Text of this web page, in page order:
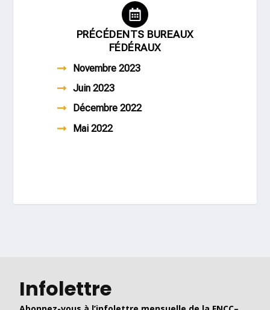
PRÉCÉDENTS BUREAUX
FÉDÉRAUX
Novembre 2023
Juin 2023
Décembre 2022
Mai 2022
Infolettre